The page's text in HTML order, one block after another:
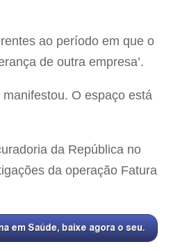
ao período em que o
de outra empresa’.
O espaço está
da República no
da operação Fatura